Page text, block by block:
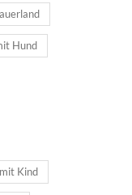
Hund
Kind